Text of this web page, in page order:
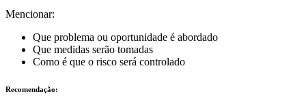
Mencionar:
Que problema ou oportunidade é abordado
Que medidas serão tomadas
Como é que o risco será controlado
Recomendação: